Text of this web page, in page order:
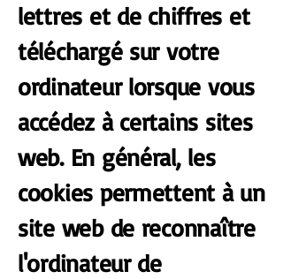
lettres et de chiffres et
téléchargé sur votre
ordinateur lorsque vous
accédez à certains sites
web. En général, les
cookies permettent à un
site web de reconnaître
l'ordinateur de